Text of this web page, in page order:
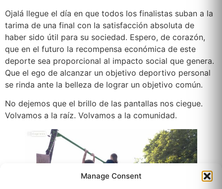
Manage Consent
Ojalá llegue el día en que todos los finalistas suban a la
tarima de una final con la satisfacción absoluta de
haber sido útil para su sociedad. Espero, de corazón,
que en el futuro la recompensa económica de este
deporte sea proporcional al impacto social que genera.
Que el ego de alcanzar un objetivo deportivo personal
se rinda ante la belleza de lograr un objetivo común.
No dejemos que el brillo de las pantallas nos ciegue.
Volvamos a la raíz. Volvamos a la comunidad.